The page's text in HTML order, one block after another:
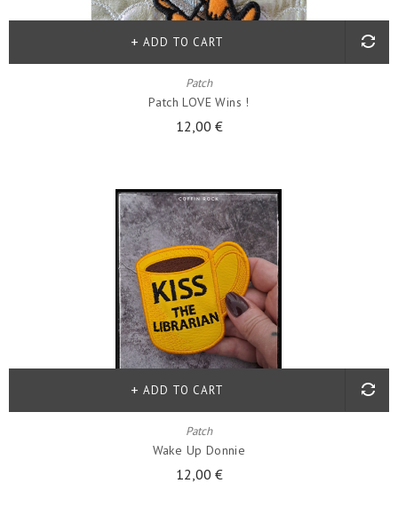
Patch
Patch LOVE Wins !
12,00 €
ADD TO CART
Patch
Wake Up Donnie
12,00 €
ADD TO CART